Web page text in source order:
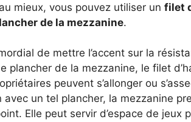
mieux, vous pouvez utiliser un filet
de la mezzanine.
de mettre l’accent sur la
plancher de la mezzanine, le filet
peuvent s’allonger ou
avec un tel plancher, la mezzanine
Elle peut servir d’espace de